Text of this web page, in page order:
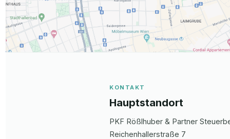
KONTAKT
Hauptstandort
PKF Rößlhuber & Partner
Reichenhallerstraße 7